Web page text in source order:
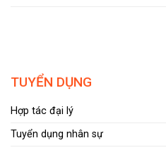
TUYỂN DỤNG
Hợp tác đại lý
Tuyển dụng nhân sự